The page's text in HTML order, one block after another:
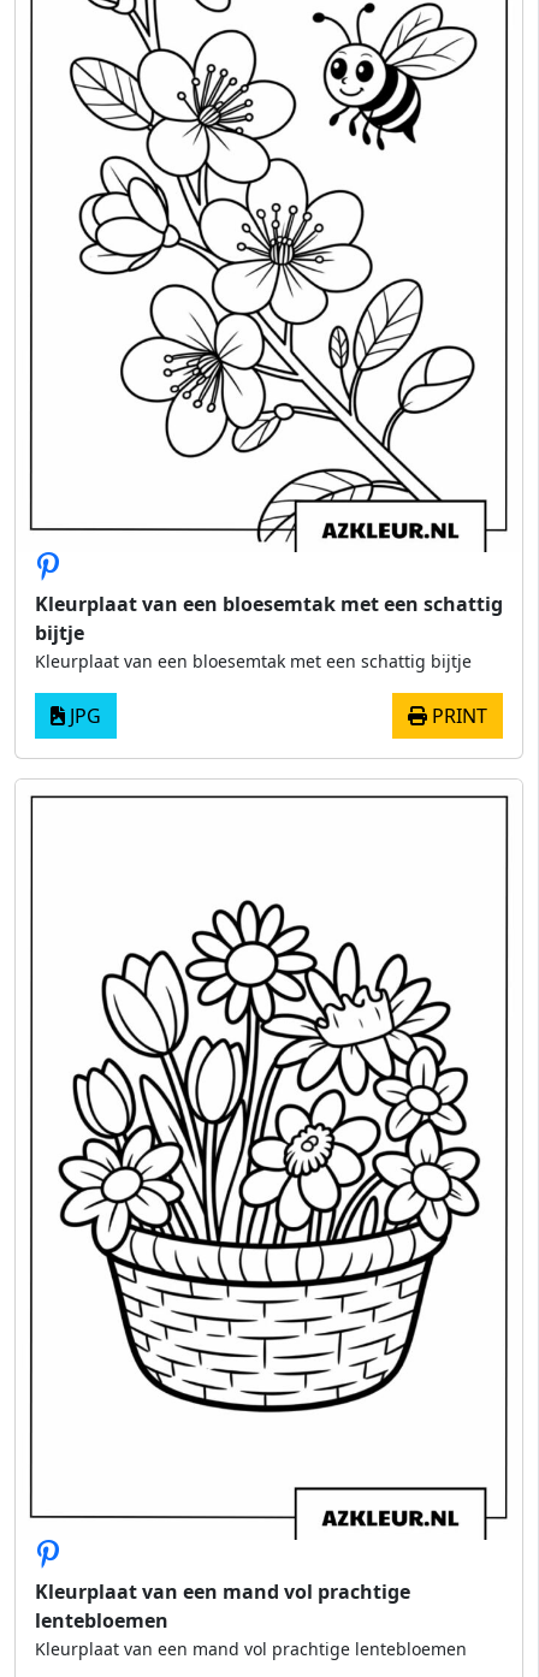
Kleurplaat van een bloesemtak met een schattig
bijtje
Kleurplaat van een bloesemtak met een schattig bijtje
JPG PRINT
Kleurplaat van een mand vol prachtige
lentebloemen
Kleurplaat van een mand vol prachtige lentebloemen